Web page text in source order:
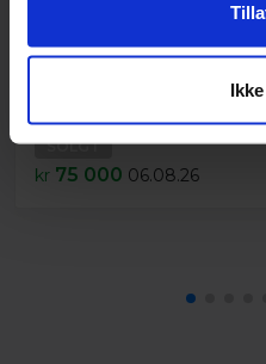
SOLGT
kr 75 000 06.08.26